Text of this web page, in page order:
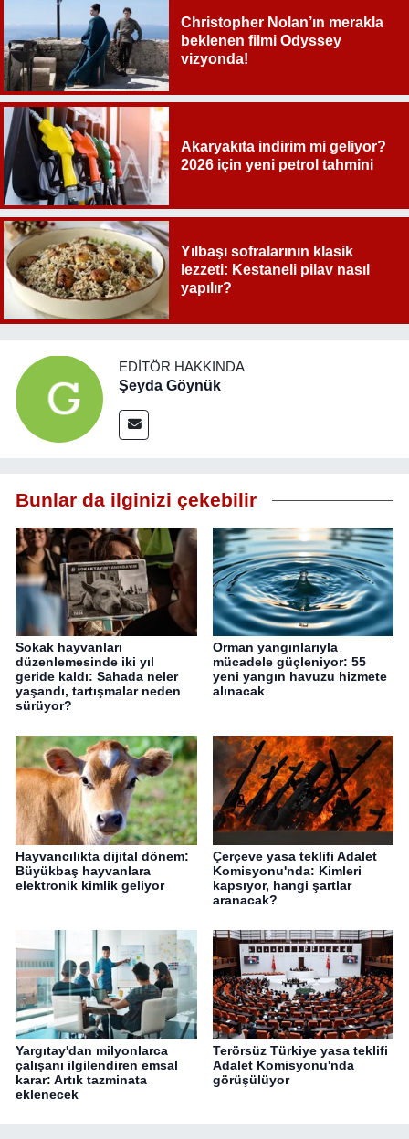
Christopher Nolan’ın merakla
beklenen filmi Odyssey
vizyonda!
Akaryakıta indirim mi geliyor?
2026 için yeni petrol tahmini
Yılbaşı sofralarının klasik
lezzeti: Kestaneli pilav nasıl
yapılır?
EDITÖR HAKKINDA
Şeyda Göynük
Bunlar da ilginizi çekebilir
Sokak hayvanları
düzenlemesinde iki yıl
geride kaldı: Sahada neler
yaşandı, tartışmalar neden
sürüyor?
Orman yangınlarıyla
mücadele güçleniyor: 55
yeni yangın havuzu hizmete
alınacak
Hayvancılıkta dijital dönem:
Büyükbaş hayvanlara
elektronik kimlik geliyor
Çerçeve yasa teklifi Adalet
Komisyonu'nda: Kimleri
kapsıyor, hangi şartlar
aranacak?
Yargıtay'dan milyonlarca
çalışanı ilgilendiren emsal
karar: Artık tazminata
eklenecek
Terörsüz Türkiye yasa teklifi
Adalet Komisyonu'nda
görüşülüyor